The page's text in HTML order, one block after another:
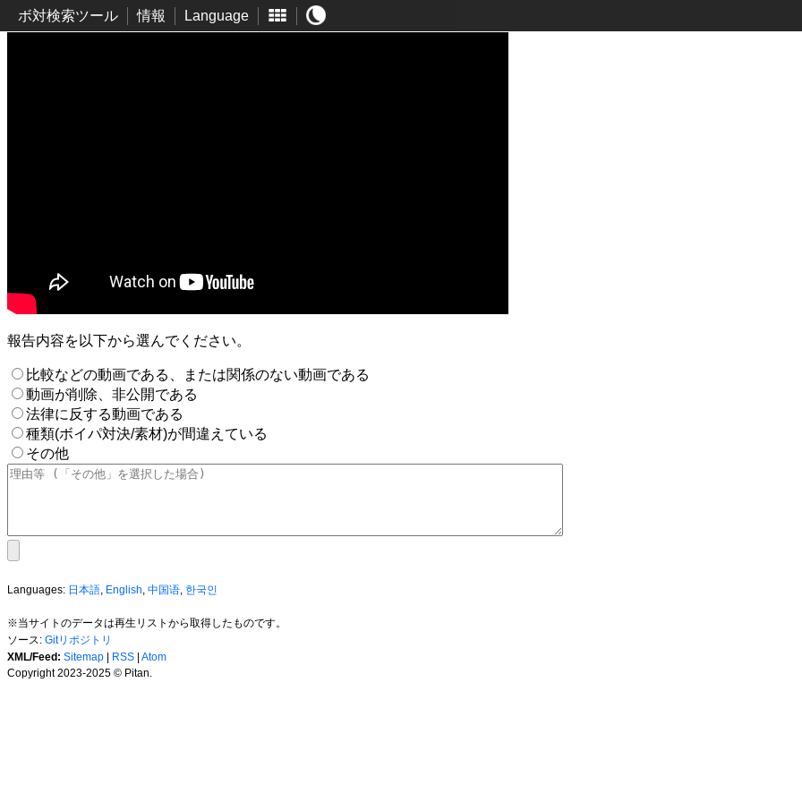
ボ対検索ツール 情報 Language
報告内容を以下から選んでください。
比較などの動画である、または関係のない動画である
動画が削除、非公開である
法律に反する動画である
種類(ボイパ対決/素材)が間違えている
その他
Languages: 日本語, English, 中国语, 한국인
※当サイトのデータは再生リストから取得したものです。
ソース: Gitリポジトリ
XML/Feed: Sitemap RSS Atom
Copyright 2023-2025 © Pitan.